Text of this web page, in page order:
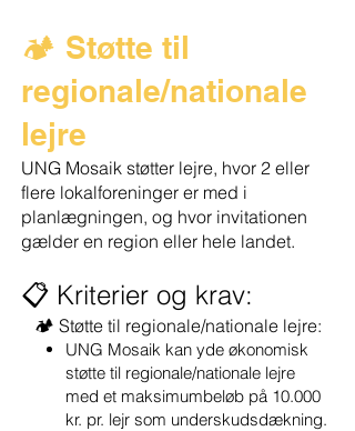
🏕️ Støtte til
regionale/nationale
lejre
UNG Mosaik støtter lejre, hvor 2 eller
flere lokalforeninger er med i
planlægningen, og hvor invitationen
gælder en region eller hele landet.
📋 Kriterier og krav:
🏕️ Støtte til regionale/nationale lejre:
UNG Mosaik kan yde økonomisk
støtte til regionale/nationale lejre
med et maksimumbeløb på 10.000
kr. pr. lejr som underskudsdækning.